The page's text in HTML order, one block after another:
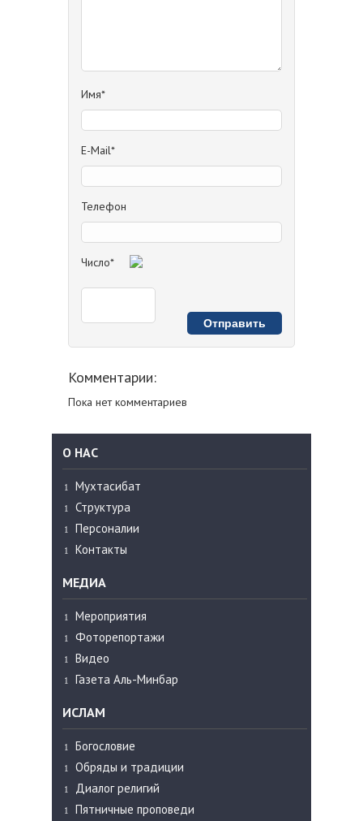
Имя*
E-Mail*
Телефон
Число*
Комментарии:
Пока нет комментариев
О НАС
Мухтасибат
Структура
Персоналии
Контакты
МЕДИА
Мероприятия
Фоторепортажи
Видео
Газета Аль-Минбар
ИСЛАМ
Богословие
Обряды и традиции
Диалог религий
Пятничные проповеди